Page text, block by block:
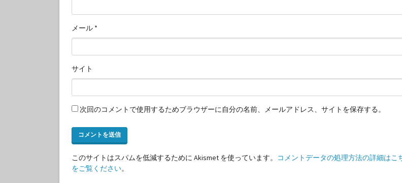
メール *
サイト
次回のコメントで使用するためブラウザーに自分の名前、メールアドレス、サイトを保存する。
このサイトはスパムを低減するために Akismet を使っています。
コメントデータの処理方法の詳細はこ
をご覧ください。